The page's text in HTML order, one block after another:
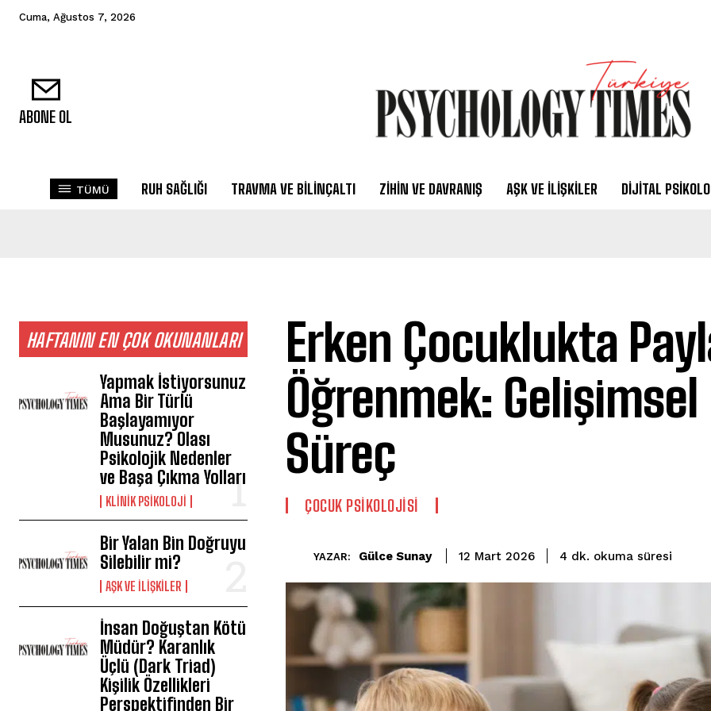
Cuma, Ağustos 7, 2026
ABONE OL
TÜMÜ RUH SAĞLIĞI TRAVMA VE BILINÇALTI ZIHIN VE DAVRANIŞ AŞK VE İLIŞKILER DIJITAL
HAFTANIN EN ÇOK OKUNANLARI
Yapmak İstiyorsunuz
Ama Bir Türlü
Başlayamıyor
Musunuz? Olası
Psikolojik Nedenler
ve Başa Çıkma Yolları
KLINIK PSIKOLOJI
Bir Yalan Bin Doğruyu
Silebilir mi?
AŞK VE İLIŞKILER
İnsan Doğuştan Kötü
Müdür? Karanlık
Üçlü (Dark Triad)
Kişilik Özellikleri
Perspektifinden Bir
Erken Çocuklukta
Öğrenmek: Gelişimsel
Süreç
ÇOCUK PSIKOLOJISI
YAZAR: Gülce Sunay 12 Mart 2026 4 dk. okuma süresi